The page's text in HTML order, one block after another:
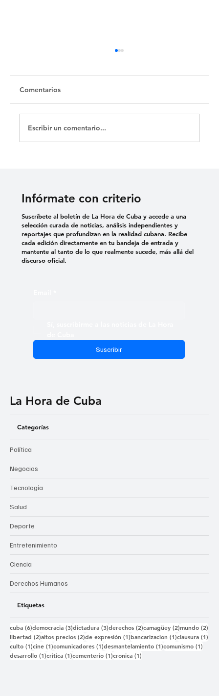
Untitled
Comentarios
Escribir un comentario...
Infórmate con criterio
Suscribir
Suscríbete al boletín de La Hora de Cuba y accede a una
selección curada de noticias, análisis independientes y
reportajes que profundizan en la realidad cubana. Recibe
cada edición directamente en tu bandeja de entrada y
mantente al tanto de lo que realmente sucede, más allá del
discurso oficial.
La Hora de Cuba
Categorías
Política
Negocios
Tecnología
Salud
Deporte
Entretenimiento
Ciencia
Derechos Humanos
Etiquetas
cuba (6)6 entradas
democracia (3)3 entradas
dictadura (3)3 entradas
derechos (2)2 entradas
camagüey (2)2 entradas
mundo (2)
libertad (2)2 entradas
altos precios (2)2 entradas
de expresión (1)1 entrada
bancarizacion (1)1 entrada
clausura (1)
culto (1)1 entrada
cine (1)1 entrada
comunicadores (1)1 entrada
desmantelamiento (1)1 entrada
comunismo (1)
desarrollo (1)1 entrada
critica (1)1 entrada
cementerio (1)1 entrada
cronica (1)